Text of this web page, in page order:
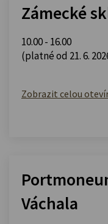
Zámecké
10.00 - 16.00
(platné od 21. 6.
Zobrazit celou
Váchala